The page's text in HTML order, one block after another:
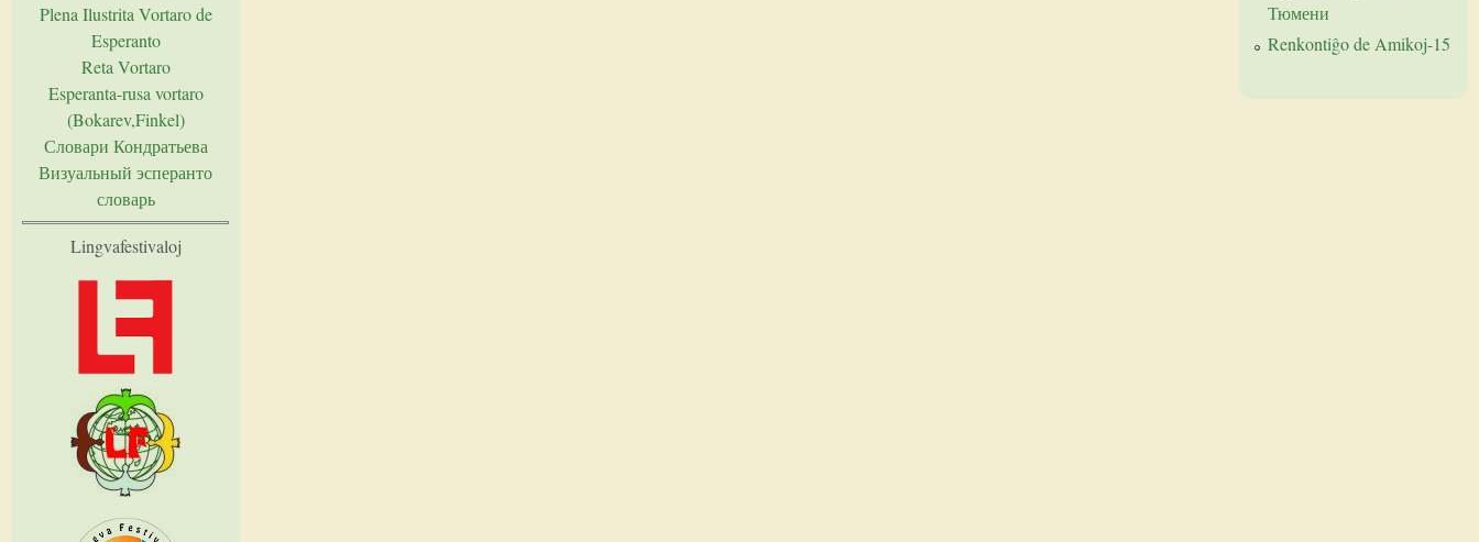
Plena Ilustrita Vortaro de
Esperanto
Reta Vortaro
Esperanta-rusa vortaro
(Bokarev,Finkel)
Словари Кондратьева
Визуальный эсперанто
словарь
Lingvafestivaloj
Тюмени
Renkontiĝo de Amikoj-15